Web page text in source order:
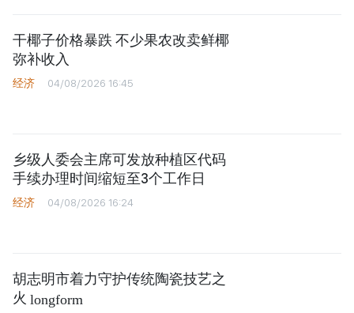
干椰子价格暴跌 不少果农改卖鲜椰
弥补收入
经济 04/08/2026 16:45
乡级人委会主席可发放种植区代码
手续办理时间缩短至3个工作日
经济 04/08/2026 16:24
胡志明市着力守护传统陶瓷技艺之
火 longform